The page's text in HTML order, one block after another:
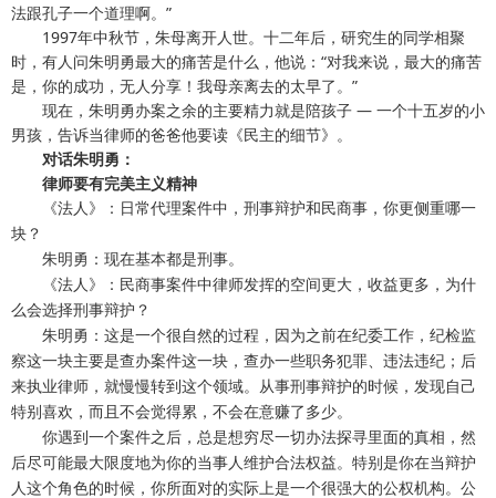
法跟孔子一个道理啊。”
1997年中秋节，朱母离开人世。十二年后，研究生的同学相聚
时，有人问朱明勇最大的痛苦是什么，他说：“对我来说，最大的痛苦
是，你的成功，无人分享！我母亲离去的太早了。”
现在，朱明勇办案之余的主要精力就是陪孩子 — 一个十五岁的小
男孩，告诉当律师的爸爸他要读《民主的细节》。
对话朱明勇：
律师要有完美主义精神
《法人》：日常代理案件中，刑事辩护和民商事，你更侧重哪一
块？
朱明勇：现在基本都是刑事。
《法人》：民商事案件中律师发挥的空间更大，收益更多，为什
么会选择刑事辩护？
朱明勇：这是一个很自然的过程，因为之前在纪委工作，纪检监
察这一块主要是查办案件这一块，查办一些职务犯罪、违法违纪；后
来执业律师，就慢慢转到这个领域。从事刑事辩护的时候，发现自己
特别喜欢，而且不会觉得累，不会在意赚了多少。
你遇到一个案件之后，总是想穷尽一切办法探寻里面的真相，然
后尽可能最大限度地为你的当事人维护合法权益。特别是你在当辩护
人这个角色的时候，你所面对的实际上是一个很强大的公权机构。公